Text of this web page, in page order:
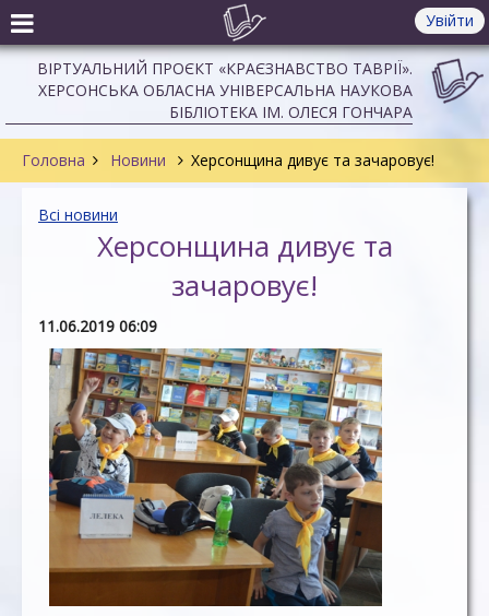
Увійти
ВІРТУАЛЬНИЙ ПРОЄКТ «КРАЄЗНАВСТВО ТАВРІЇ».
ХЕРСОНСЬКА ОБЛАСНА УНІВЕРСАЛЬНА НАУКОВА
БІБЛІОТЕКА ІМ. ОЛЕСЯ ГОНЧАРА
Головна Новини Херсонщина дивує та зачаровує!
Всі новини
Херсонщина дивує та
зачаровує!
11.06.2019 06:09